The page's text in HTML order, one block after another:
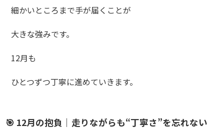
細かいところまで手が届くことが
大きな強みです。
12月も
ひとつずつ丁寧に進めていきます。
🎯 12月の抱負｜走りながらも“丁寧さ”を忘れない